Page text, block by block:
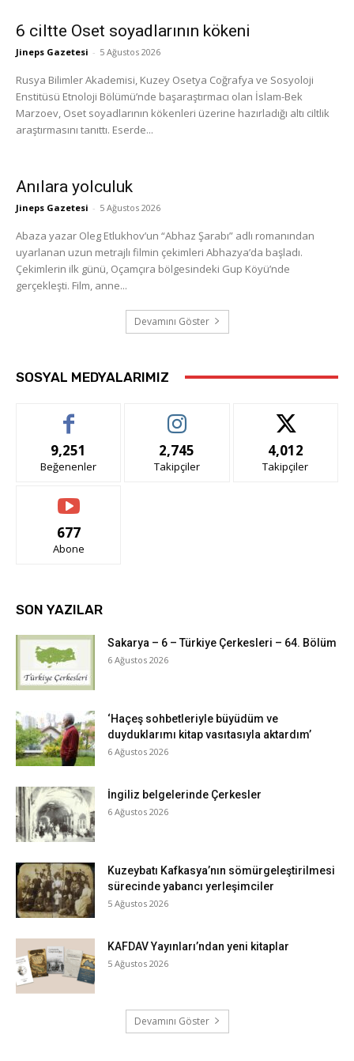
6 ciltte Oset soyadlarının kökeni
Jineps Gazetesi - 5 Ağustos 2026
Rusya Bilimler Akademisi, Kuzey Osetya Coğrafya ve Sosyoloji
Enstitüsü Etnoloji Bölümü’nde başaraştırmacı olan İslam-Bek
Marzoev, Oset soyadlarının kökenleri üzerine hazırladığı altı ciltlik
araştırmasını tanıttı. Eserde...
Anılara yolculuk
Jineps Gazetesi - 5 Ağustos 2026
Abaza yazar Oleg Etlukhov’un “Abhaz Şarabı” adlı romanından
uyarlanan uzun metrajlı filmin çekimleri Abhazya’da başladı.
Çekimlerin ilk günü, Oçamçıra bölgesindeki Gup Köyü’nde
gerçekleşti. Film, anne...
Devamını Göster
SOSYAL MEDYALARIMIZ
9,251
Beğenenler
2,745
Takipçiler
4,012
Takipçiler
677
Abone
SON YAZILAR
Sakarya – 6 – Türkiye Çerkesleri – 64. Bölüm
6 Ağustos 2026
‘Haçeş sohbetleriyle büyüdüm ve
duyduklarımı kitap vasıtasıyla aktardım’
6 Ağustos 2026
İngiliz belgelerinde Çerkesler
6 Ağustos 2026
Kuzeybatı Kafkasya’nın sömürgeleştirilmesi
sürecinde yabancı yerleşimciler
5 Ağustos 2026
KAFDAV Yayınları’ndan yeni kitaplar
5 Ağustos 2026
Devamını Göster